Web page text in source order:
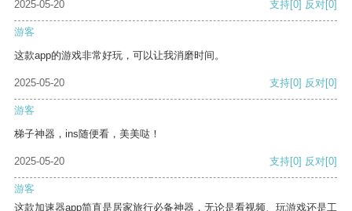
2025-05-20 支持[0] 反对[0]
游客
这款app的游戏非常好玩，可以让我消磨时间。
2025-05-20 支持[0] 反对[0]
游客
梯子神器，ins随便看，美美哒！
2025-05-20 支持[0] 反对[0]
游客
这款加速器app简直是居家旅行必备神器，无论是看视频、玩游戏还是工